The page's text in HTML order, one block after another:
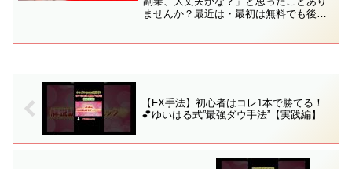
ませんか？最近は・最初は無料でも後か
【FX手法】初心者はコレ1本で勝てる！
💕ゆいはる式”最強ダウ手法”【実践編】